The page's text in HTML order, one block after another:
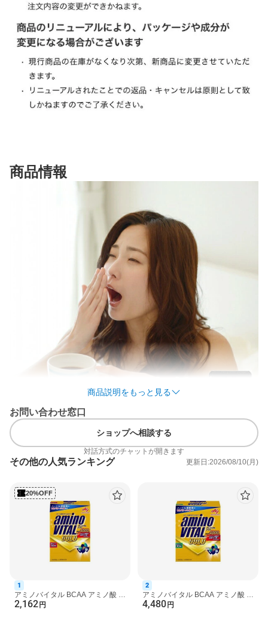
商品情報
商品説明をもっと見る
お問い合わせ窓口
ショップへ相談する
対話方式のチャットが開きます
その他の人気ランキング 更新日:2026/08/10(月)
20%OFF
1
アミノバイタル BCAA アミノ酸 ゴ
ールド 4.7g*14本入 【アミノバイ
2,162 円
2
アミノバイタル BCAA アミノ酸 ゴ
ールド 4.7g*30本入 【アミノバイ
4,480 円